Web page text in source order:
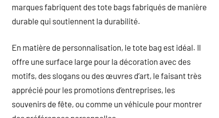
marques fabriquent des tote bags fabriqués de manière
durable qui soutiennent la durabilité.
En matière de personnalisation, le tote bag est idéal. Il
offre une surface large pour la décoration avec des
motifs, des slogans ou des œuvres d’art, le faisant très
apprécié pour les promotions d’entreprises, les
souvenirs de fête, ou comme un véhicule pour montrer